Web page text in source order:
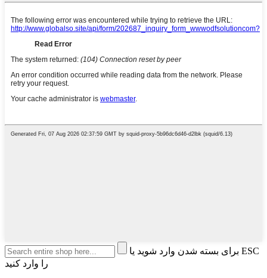
برای بسته شدن وارد شوید یا ESC
را وارد کنید